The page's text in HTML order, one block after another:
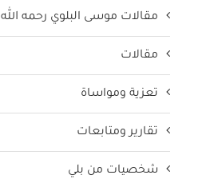
مقالات موسى البلوي رحمه الله
مقالات
تعزية ومواساة
تقارير ومتابعات
شخصيات من بلي